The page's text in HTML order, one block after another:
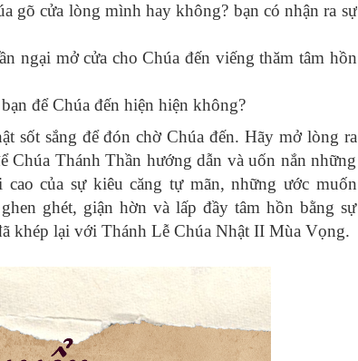
gõ cửa lòng mình hay không? bạn có nhận ra sự
ngại mở cửa cho Chúa đến viếng thăm tâm hồn
để Chúa đến hiện hiện không?
sốt sắng để đón chờ Chúa đến. Hãy mở lòng ra
Thánh Thần hướng dẫn và uốn nắn những
của sự kiêu căng tự mãn, những ước muốn
ghét, giận hờn và lấp đầy tâm hồn bằng sự
khép lại với Thánh Lễ Chúa Nhật II Mùa Vọng.